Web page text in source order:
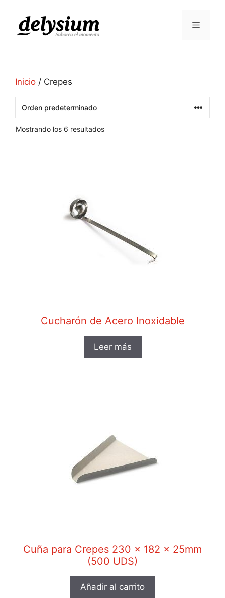
Inicio / Crepes
Mostrando los 6 resultados
Cucharón de Acero Inoxidable
Leer más
Cuña para Crepes 230 x 182 x 25mm
(500 UDS)
Añadir al carrito